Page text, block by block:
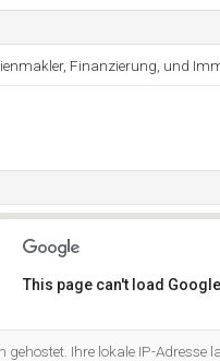
Finanzierung, und
This page can't load
Ihre lokale IP-Adresse